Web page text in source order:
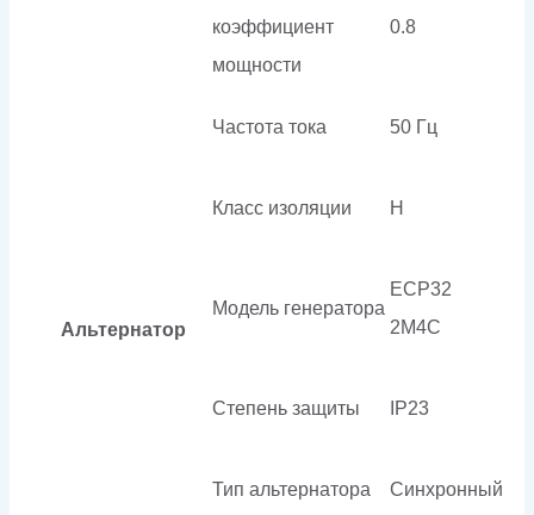
Альтернатор
коэффициент
мощности
0.8
Частота тока 50 Гц
Класс изоляции H
Модель генератора
ECP32
2M4C
Степень защиты IP23
Тип альтернатора Синхронный